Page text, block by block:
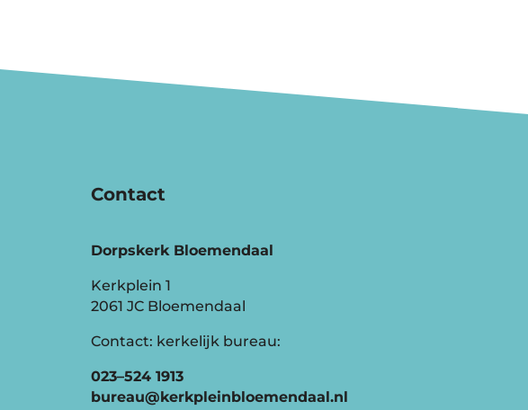
Contact
Dorpskerk Bloemendaal
Kerkplein 1
2061 JC Bloemendaal
Contact: kerkelijk bureau:
023–524 1913
bureau@kerkpleinbloemendaal.nl